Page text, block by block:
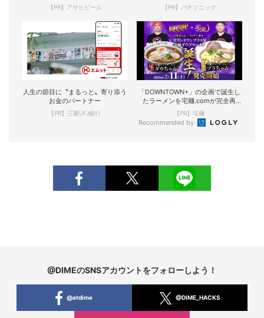
【PR】アサヒビール 【PR】パナソニック
人生の節目に〝まるっと〟寄り添う
お金のパートナー
【PR】三菱UFJ銀行
「DOWNTOWN+」の企画で誕生し
たラーメンを宅麺.comが完全再
現！
【PR】宅麺
Recommended by
@DIMEのSNSアカウントをフォローしよう！
@atdime @DIME_HACKS